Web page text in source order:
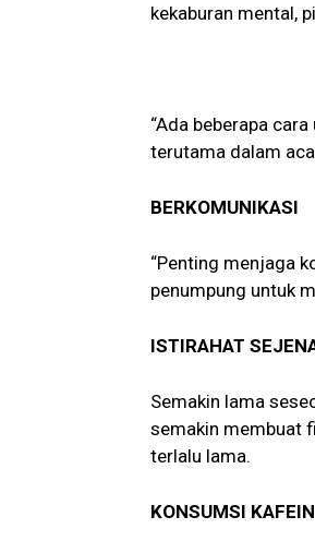
kekaburan mental,
“Ada beberapa
terutama dalam
BERKOMUNIKASI
“Penting menjaga
penumpung untuk
ISTIRAHAT
Semakin lama
semakin membuat
terlalu lama.
KONSUMSI KAFEIN